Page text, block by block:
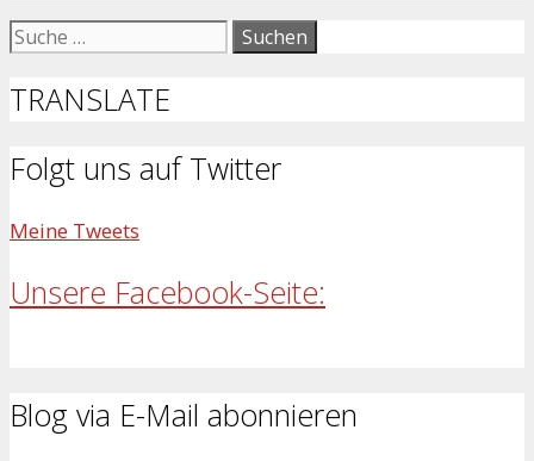
Suche
TRANSLATE
Folgt uns auf Twitter
Meine Tweets
Unsere Facebook-Seite:
Blog via E-Mail abonnieren